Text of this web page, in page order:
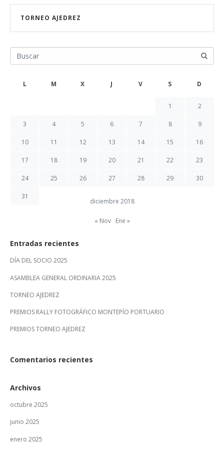
TORNEO AJEDREZ
diciembre 2018
L M X J V S D
1 2
3 4 5 6 7 8 9
10 11 12 13 14 15 16
17 18 19 20 21 22 23
24 25 26 27 28 29 30
31
« Nov Ene »
Entradas recientes
DÍA DEL SOCIO 2025
ASAMBLEA GENERAL ORDINARIA 2025
TORNEO AJEDREZ
PREMIOS RALLY FOTOGRÁFICO MONTEPÍO PORTUARIO
PREMIOS TORNEO AJEDREZ
Comentarios recientes
Archivos
octubre 2025
junio 2025
enero 2025